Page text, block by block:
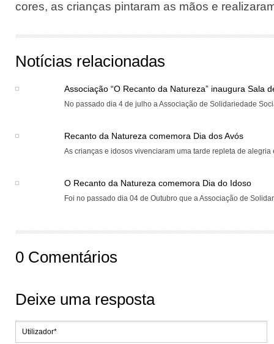
cores, as crianças pintaram as mãos e
Notícias relacionadas
Associação “O Recanto da Natureza” inaugura Sala
No passado dia 4 de julho a Associação de Solidariedade
Recanto da Natureza comemora Dia dos Avós
As crianças e idosos vivenciaram uma tarde repleta de alegria
O Recanto da Natureza comemora Dia do Idoso
Foi no passado dia 04 de Outubro que a Associação de
0 Comentários
Deixe uma resposta